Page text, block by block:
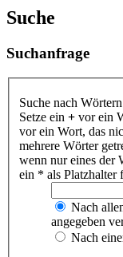
Suche
Suchanfrage
Suche nach
Setze ein + vor ein
vor ein Wort, das
mehrere Wörter
wenn nur eines der
ein * als Platzhalter
Nach
angegeben
Nach